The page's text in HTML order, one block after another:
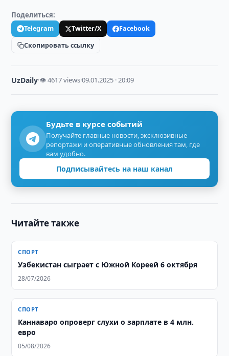
Поделиться:
Telegram Twitter/X
Facebook
Скопировать ссылку
UzDaily·👁 4617 views·09.01.2025 · 20:09
Будьте в курсе событий
Получайте главные новости, эксклюзивные
репортажи и оперативные обновления там, где
вам удобно.
Подписывайтесь на наш канал
Читайте также
СПОРТ
Узбекистан сыграет с Южной Кореей 6 октября
28/07/2026
СПОРТ
Каннаваро опроверг слухи о зарплате в 4 млн.
евро
05/08/2026